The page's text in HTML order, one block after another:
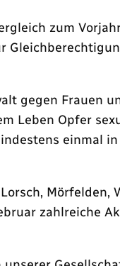
zum
gegen Frauen
Leben Opfer
einmal
Mörfelden,
zahlreiche